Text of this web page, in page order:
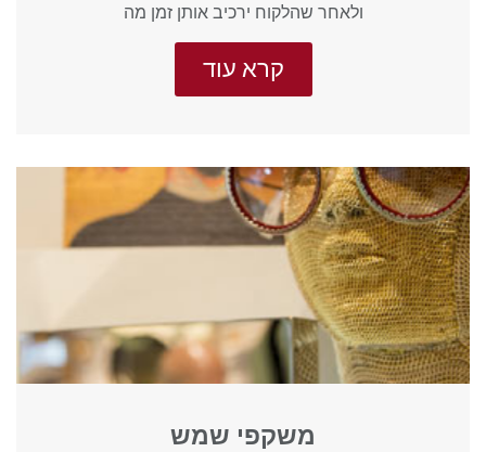
ולאחר שהלקוח ירכיב אותן זמן מה
קרא עוד
משקפי שמש